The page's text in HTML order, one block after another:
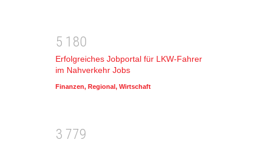
5 1 80
Erfolgreiches Jobportal für LKW-Fahrer
im Nahverkehr Jobs
Finanzen, Regional, Wirtschaft
3 779